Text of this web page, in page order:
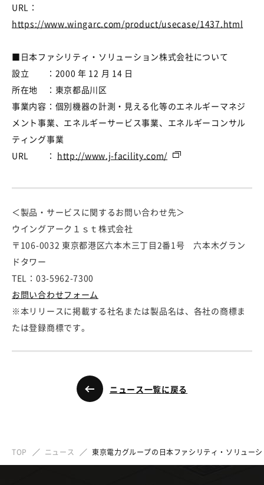
URL ：
https://www.wingarc.com/product/usecase/1437.html
■ 日本ファシリティ・ソリューション株式会社について
設立 ： 2000 年 12 月 14 日
所在地 ：東京都品川区
事業内容：個別機器の計測・見える化等のエネルギーマネジ
メント事業、エネルギーサービス事業、エネルギーコンサル
ティング事業
URL ： http://www.j-facility.com/
＜製品・サービスに関するお問い合わせ先＞
ウイングアーク１ｓｔ株式会社
〒106-0032 東京都港区六本木三丁目2番1号 六本木グラン
ドタワー
TEL：03-5962-7300
お問い合わせフォーム
※本リリースに掲載する社名または製品名は、各社の商標ま
たは登録商標です。
ニュース一覧に戻る
TOP ニュース 東京電力グループの日本ファシリティ・ソリュー